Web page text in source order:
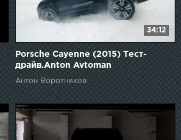
34:12
Porsche Cayenne (2015) Тест-
драйв.Anton Avtoman
Антон Воротников